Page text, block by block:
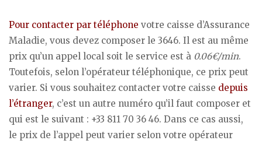
Pour contacter par téléphone votre caisse d’Assurance
Maladie, vous devez composer le 3646. Il est au même
prix qu’un appel local soit le service est à 0.06€/min.
Toutefois, selon l’opérateur téléphonique, ce prix peut
varier. Si vous souhaitez contacter votre caisse depuis
l’étranger, c’est un autre numéro qu’il faut composer et
qui est le suivant : +33 811 70 36 46. Dans ce cas aussi,
le prix de l’appel peut varier selon votre opérateur